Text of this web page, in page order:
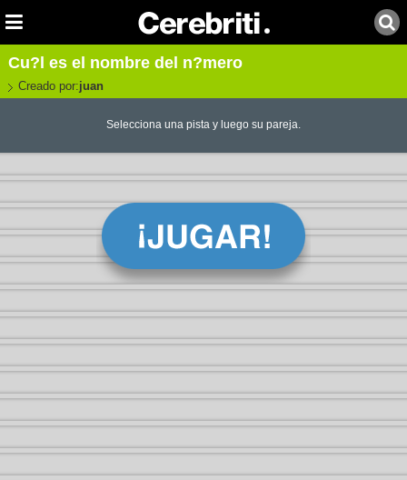
Cu?l es el nombre del n?mero
Creado por:juan
Selecciona una pista y luego su pareja.